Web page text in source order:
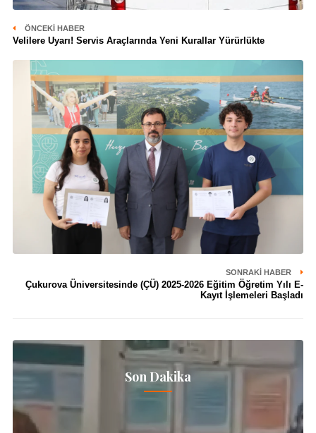
ÖNCEKI HABER
Velilere Uyarı! Servis Araçlarında Yeni Kurallar Yürürlükte
SONRAKI HABER
Çukurova Üniversitesinde (ÇÜ) 2025-2026 Eğitim Öğretim Yılı E-
Kayıt İşlemeleri Başladı
Son Dakika